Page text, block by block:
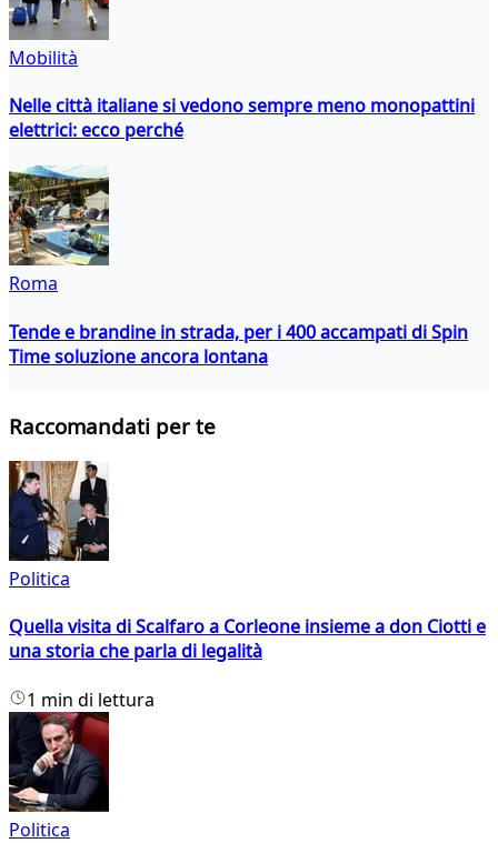
Mobilità
Nelle città italiane si vedono sempre meno monopattini
elettrici: ecco perché
Roma
Tende e brandine in strada, per i 400 accampati di Spin
Time soluzione ancora lontana
Raccomandati per te
Politica
Quella visita di Scalfaro a Corleone insieme a don Ciotti e
una storia che parla di legalità
1 min di lettura
Politica